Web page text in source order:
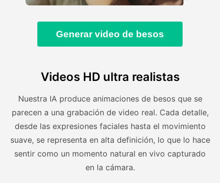
Generar video de besos
Videos HD ultra realistas
Nuestra IA produce animaciones de besos que se
parecen a una grabación de video real. Cada detalle,
desde las expresiones faciales hasta el movimiento
suave, se representa en alta definición, lo que lo hace
sentir como un momento natural en vivo capturado
en la cámara.